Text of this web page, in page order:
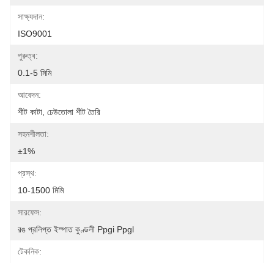
সাক্ষ্যদান:
ISO9001
পুরুত্ব:
0.1-5 মিমি
আবেদন:
শীট কাটা, ঢেউতোলা শীট তৈরি
সহনশীলতা:
±1%
প্রস্থ:
10-1500 মিমি
সারফেস:
রঙ প্রলিপ্ত ইস্পাত কুণ্ডলী Ppgi Ppgl
টেকনিক: